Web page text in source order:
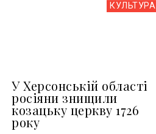
КУЛЬТУРА
У Херсонській області
росіяни знищили
козацьку церкву 1726
року